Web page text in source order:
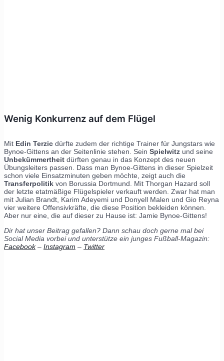
Wenig Konkurrenz auf dem Flügel
Mit Edin Terzic dürfte zudem der richtige Trainer für Jungstars wie
Bynoe-Gittens an der Seitenlinie stehen. Sein Spielwitz und seine
Unbekümmertheit dürften genau in das Konzept des neuen
Übungsleiters passen. Dass man Bynoe-Gittens in dieser Spielzeit
schon viele Einsatzminuten geben möchte, zeigt auch die
Transferpolitik von Borussia Dortmund. Mit Thorgan Hazard soll
der letzte etatmäßige Flügelspieler verkauft werden. Zwar hat man
mit Julian Brandt, Karim Adeyemi und Donyell Malen und Gio Reyna
vier weitere Offensivkräfte, die diese Position bekleiden können.
Aber nur eine, die auf dieser zu Hause ist: Jamie Bynoe-Gittens!
Dir hat unser Beitrag gefallen? Dann schau doch gerne mal bei
Social Media vorbei und unterstütze ein junges Fußball-Magazin:
Facebook– Instagram – Twitter